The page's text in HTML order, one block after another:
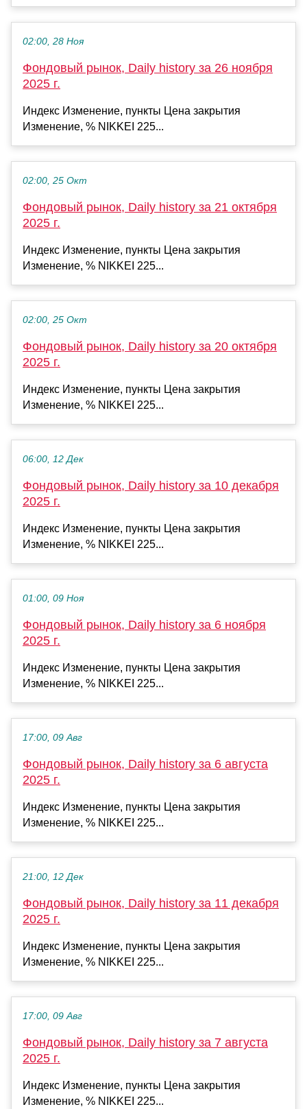
02:00, 28 Ноя
Фондовый рынок, Daily history за 26 ноября
2025 г.
Индекс Изменение, пункты Цена закрытия
Изменение, % NIKKEI 225...
02:00, 25 Окт
Фондовый рынок, Daily history за 21 октября
2025 г.
Индекс Изменение, пункты Цена закрытия
Изменение, % NIKKEI 225...
02:00, 25 Окт
Фондовый рынок, Daily history за 20 октября
2025 г.
Индекс Изменение, пункты Цена закрытия
Изменение, % NIKKEI 225...
06:00, 12 Дек
Фондовый рынок, Daily history за 10 декабря
2025 г.
Индекс Изменение, пункты Цена закрытия
Изменение, % NIKKEI 225...
01:00, 09 Ноя
Фондовый рынок, Daily history за 6 ноября
2025 г.
Индекс Изменение, пункты Цена закрытия
Изменение, % NIKKEI 225...
17:00, 09 Авг
Фондовый рынок, Daily history за 6 августа
2025 г.
Индекс Изменение, пункты Цена закрытия
Изменение, % NIKKEI 225...
21:00, 12 Дек
Фондовый рынок, Daily history за 11 декабря
2025 г.
Индекс Изменение, пункты Цена закрытия
Изменение, % NIKKEI 225...
17:00, 09 Авг
Фондовый рынок, Daily history за 7 августа
2025 г.
Индекс Изменение, пункты Цена закрытия
Изменение, % NIKKEI 225...